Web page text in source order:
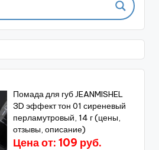
Помада для губ JEANMISHEL
3D эффект тон 01 сиреневый
перламутровый, 14 г (цены,
отзывы, описание)
Цена от: 109 руб.